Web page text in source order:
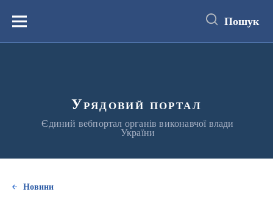
вмістуМеню Пошук
Урядовий портал
Єдиний вебпортал органів виконавчої влади
України
Новини